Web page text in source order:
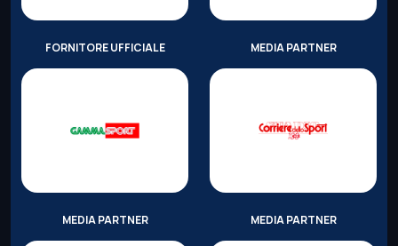
FORNITORE UFFICIALE MEDIA PARTNER
MEDIA PARTNER MEDIA PARTNER